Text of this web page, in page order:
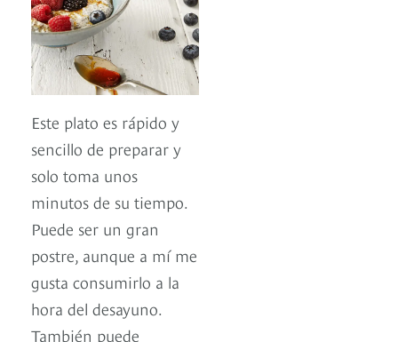
Este plato es rápido y
sencillo de preparar y
solo toma unos
minutos de su tiempo.
Puede ser un gran
postre, aunque a mí me
gusta consumirlo a la
hora del desayuno.
También puede